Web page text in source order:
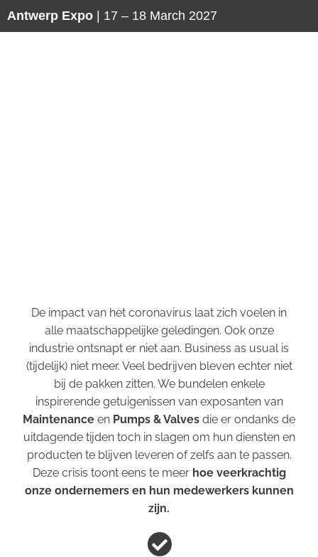
Antwerp Expo | 17 – 18 March 2027
De impact van het coronavirus laat zich voelen in
alle maatschappelijke geledingen. Ook onze
industrie ontsnapt er niet aan. Business as usual is
(tijdelijk) niet meer. Veel bedrijven bleven echter niet
bij de pakken zitten. We bundelen enkele
inspirerende getuigenissen van exposanten van
Maintenance en Pumps & Valves die er ondanks de
uitdagende tijden toch in slagen om hun diensten en
producten te blijven leveren of zelfs aan te passen.
Deze crisis toont eens te meerhoe veerkrachtig
onze ondernemers en hun medewerkers kunnen
zijn.